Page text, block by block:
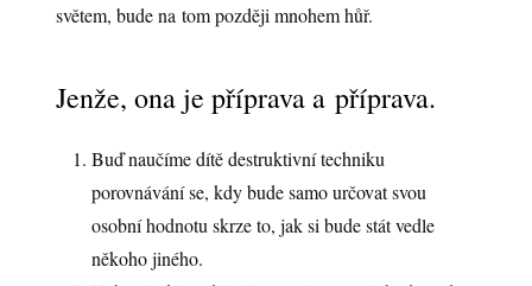
světem, bude na tom později mnohem hůř.
Jenže, ona je příprava a příprava.
Buď naučíme dítě destruktivní techniku
porovnávání se, kdy bude samo určovat svou
osobní hodnotu skrze to, jak si bude stát vedle
někoho jiného.